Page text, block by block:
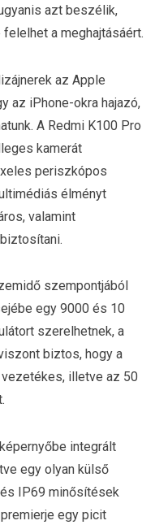
azt beszélik,
felelhet a meghajtásáért.
az Apple
az iPhone-okra hajazó,
A Redmi K100 Pro
kamerát
periszkópos
élményt
valamint
szempontjából
egy 9000 és 10
szerelhetnek, a
biztos, hogy a
illetve az 50
integrált
egy olyan külső
IP69 minősítések
egy picit